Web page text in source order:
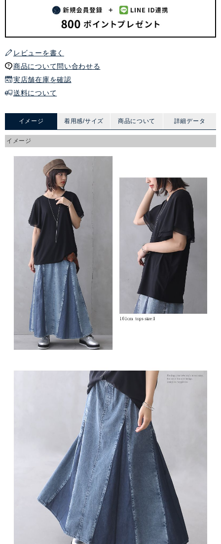
レビューを書く
商品について問い合わせる
実店舗在庫を確認
送料について
イメージ 着用感/サイズ 商品について 詳細データ
イメージ